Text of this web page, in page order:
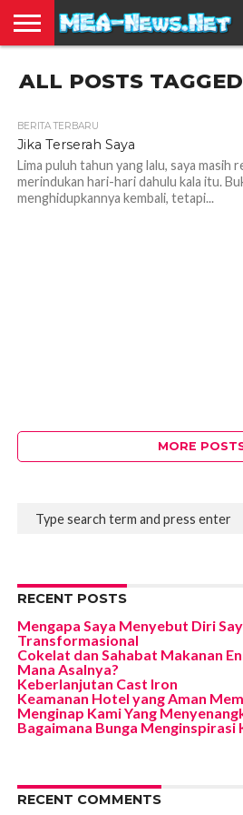
TERBARU
EDUKASI
HIBURAN
INSPIRASI
KESEHATAN
KULINER
OLAH
RAGA
OTOMOTIF
TRAVEL
JUAL
BELI
ALL POSTS
BERITA TERBARU
Jika Terserah Saya
Lima puluh tahun yang lalu, saya masih
merindukan hari-hari dahulu kala itu.
menghidupkannya kembali, tetapi...
MORE
RECENT POSTS
Mengapa Saya Menyebut Diri
Transformasional
Cokelat dan Sahabat Makanan
Mana Asalnya?
Keberlanjutan Cast Iron
Keamanan Hotel yang Aman
Menginap Kami Yang
Bagaimana Bunga Menginspirasi
RECENT COMMENTS